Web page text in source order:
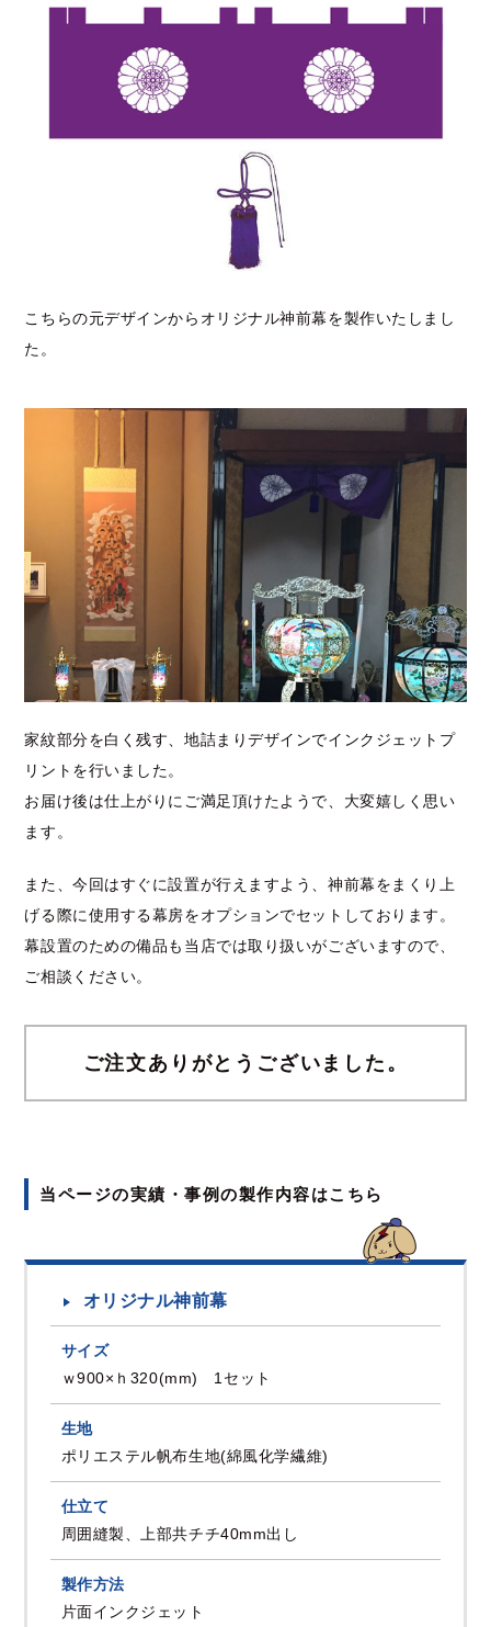
こちらの元デザインからオリジナル神前幕を製作いたしまし
た。
家紋部分を白く残す、地詰まりデザインでインクジェットプ
リントを行いました。
お届け後は仕上がりにご満足頂けたようで、大変嬉しく思い
ます。
また、今回はすぐに設置が行えますよう、神前幕をまくり上
げる際に使用する幕房をオプションでセットしております。
幕設置のための備品も当店では取り扱いがございますので、
ご相談ください。
ご注文ありがとうございました。
当ページの実績・事例の製作内容はこちら
オリジナル神前幕
サイズ
ｗ900×ｈ320(mm) 1セット
生地
ポリエステル帆布生地(綿風化学繊維)
仕立て
周囲縫製、上部共チチ40mm出し
製作方法
片面インクジェット